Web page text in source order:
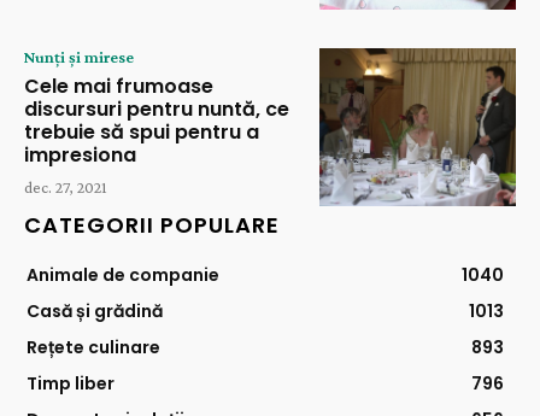
Nunți și mirese
Cele mai frumoase
discursuri pentru nuntă, ce
trebuie să spui pentru a
impresiona
dec. 27, 2021
CATEGORII POPULARE
Animale de companie
1040
Casă și grădină
1013
Rețete culinare
893
Timp liber
796